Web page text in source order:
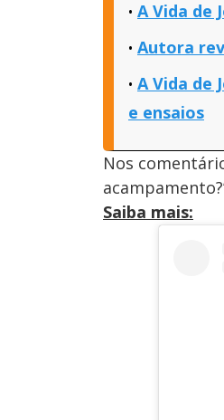
A Vida de
Autora
A Vida de
e ensaios
Nos
Saiba mais: